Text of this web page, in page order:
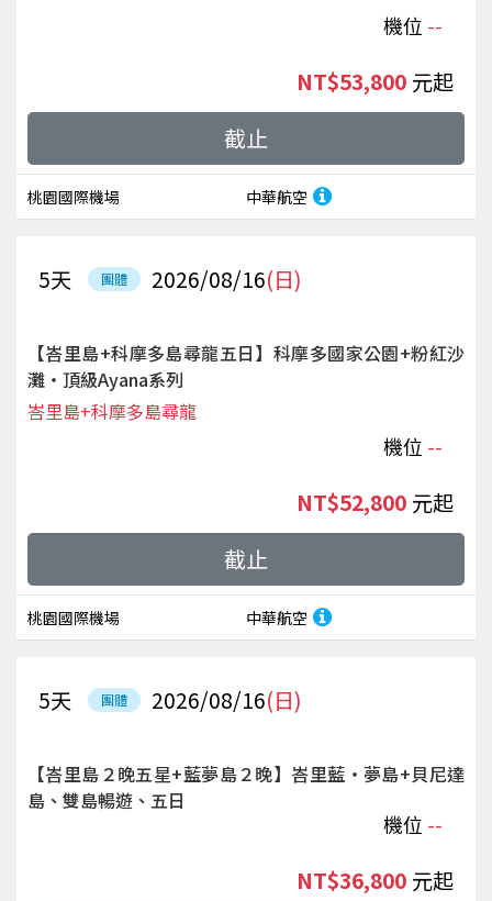
機位 --
桃園國際機場 中華航空
NT$53,800 起
截止
團體 2026/08/16(日)
5天
【峇里島+科摩多島尋龍五日】科摩多國家公園+粉紅沙
灘‧頂級Ayana系列
機位 --
峇里島+科摩多島尋龍
桃園國際機場 中華航空
NT$52,800 起
截止
團體 2026/08/16(日)
5天
【峇里島２晚五星+藍夢島２晚】峇里藍‧夢島+貝尼達
島、雙島暢遊、五日
機位 --
NT$36,800 起